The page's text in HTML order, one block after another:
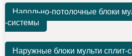
Напольно-потолочные блоки
-системы
Наружные блоки мульти сплит-